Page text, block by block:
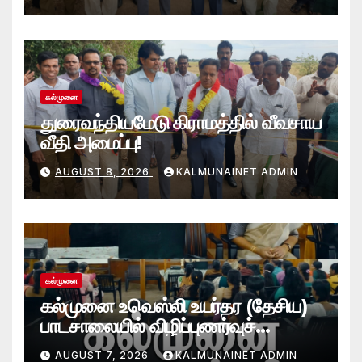
கல்முனை
துரைவந்தியமேடு கிராமத்தில் வீவசாய
வீதி அமைப்பு!
AUGUST 8, 2026 KALMUNAINET ADMIN
கல்முனை
கல்முனை உவெஸ்லி உயர்தர (தேசிய)
பாடசாலையில் விழிப்புணர்வுச்
செயலமர்வு
AUGUST 7, 2026 KALMUNAINET ADMIN